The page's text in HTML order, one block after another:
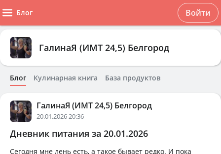
Блог Войти
ГалинаЯ (ИМТ 24,5) Белгород
Блог Кулинарная книга База продуктов
ГалинаЯ (ИМТ 24,5) Белгород
20.01.2026 20:36
Дневник питания за 20.01.2026
Сегодня мне лень есть, а такое бывает редко. И пока